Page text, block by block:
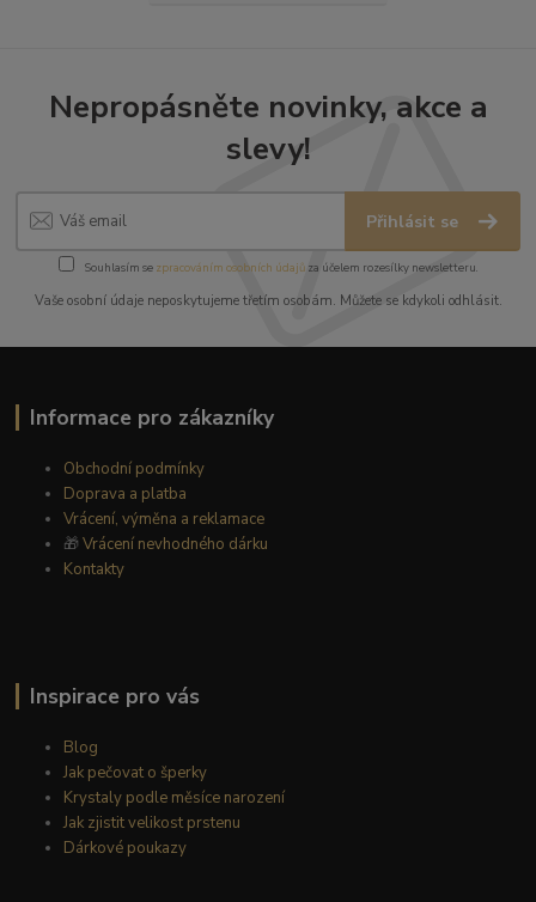
Nepropásněte novinky, akce a
slevy!
Přihlásit se
Souhlasím se zpracováním osobních údajůza účelem rozesílky newsletteru.
Vaše osobní údaje neposkytujeme třetím osobám. Můžete se kdykoli odhlásit.
Informace pro zákazníky
Obchodní podmínky
Doprava a platba
Vrácení, výměna a reklamace
🎁Vrácení nevhodného dárku
Kontakty
Inspirace pro vás
Blog
Jak pečovat o šperky
Krystaly podle měsíce narození
Jak zjistit velikost prstenu
Dárkové poukazy